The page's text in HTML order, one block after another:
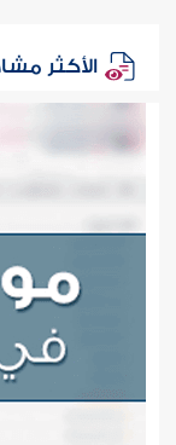
الأكثر